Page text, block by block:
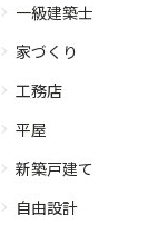
一級建築士
家づくり
工務店
平屋
新築戸建て
自由設計